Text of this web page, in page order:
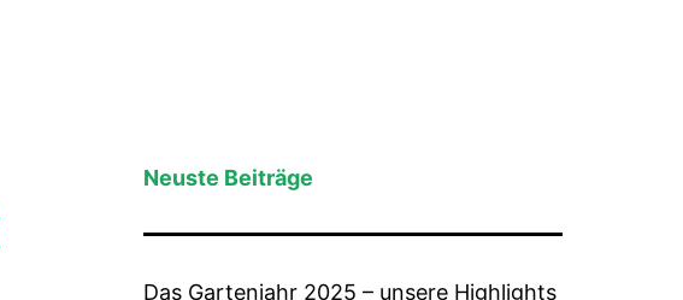
Neuste Beiträge
Das Gartenjahr 2025 – unsere Highlights